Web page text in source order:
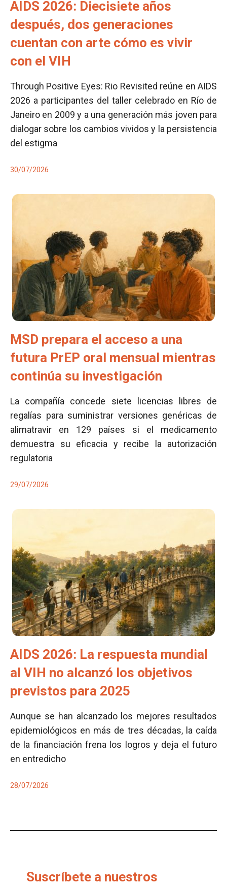
AIDS 2026: Diecisiete años
después, dos generaciones
cuentan con arte cómo es vivir
con el VIH
Through Positive Eyes: Rio Revisited reúne en AIDS
2026 a participantes del taller celebrado en Río de
Janeiro en 2009 y a una generación más joven para
dialogar sobre los cambios vividos y la persistencia
del estigma
30/07/2026
MSD prepara el acceso a una
futura PrEP oral mensual mientras
continúa su investigación
La compañía concede siete licencias libres de
regalías para suministrar versiones genéricas de
alimatravir en 129 países si el medicamento
demuestra su eficacia y recibe la autorización
regulatoria
29/07/2026
AIDS 2026: La respuesta mundial
al VIH no alcanzó los objetivos
previstos para 2025
Aunque se han alcanzado los mejores resultados
epidemiológicos en más de tres décadas, la caída
de la financiación frena los logros y deja el futuro
en entredicho
28/07/2026
Suscríbete a nuestros